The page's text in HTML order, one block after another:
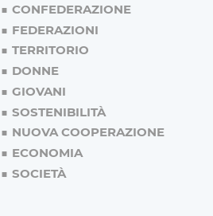
CONFEDERAZIONE
FEDERAZIONI
TERRITORIO
DONNE
GIOVANI
SOSTENIBILITÀ
NUOVA COOPERAZIONE
ECONOMIA
SOCIETÀ